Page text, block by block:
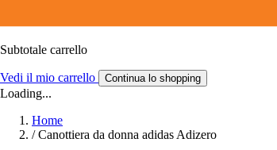
Subtotale carrello
Vedi il mio carrello Continua lo shopping
Loading...
Home
/ Canottiera da donna adidas Adizero